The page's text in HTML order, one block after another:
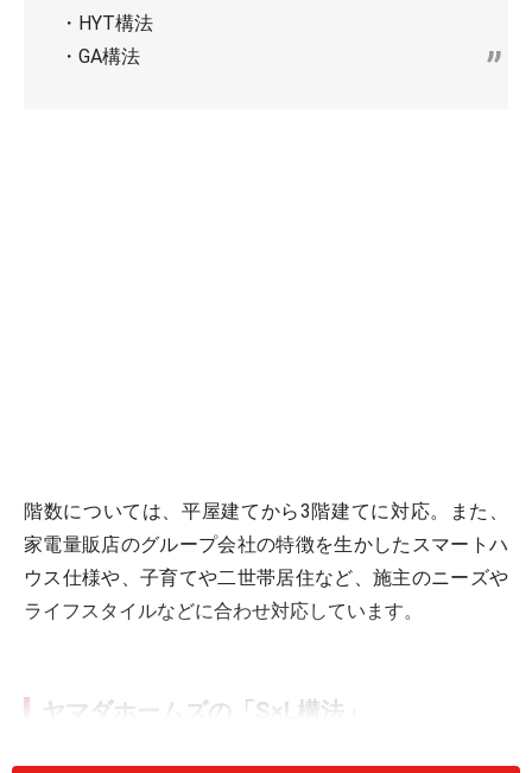
・HYT構法
・GA構法
階数については、平屋建てから3階建てに対応。また、
家電量販店のグループ会社の特徴を生かしたスマートハ
ウス仕様や、子育てや二世帯居住など、施主のニーズや
ライフスタイルなどに合わせ対応しています。
ヤマダホームズの「S×L構法」
「S×L構法」の基本的なイメージは2×4工法。違いは、工